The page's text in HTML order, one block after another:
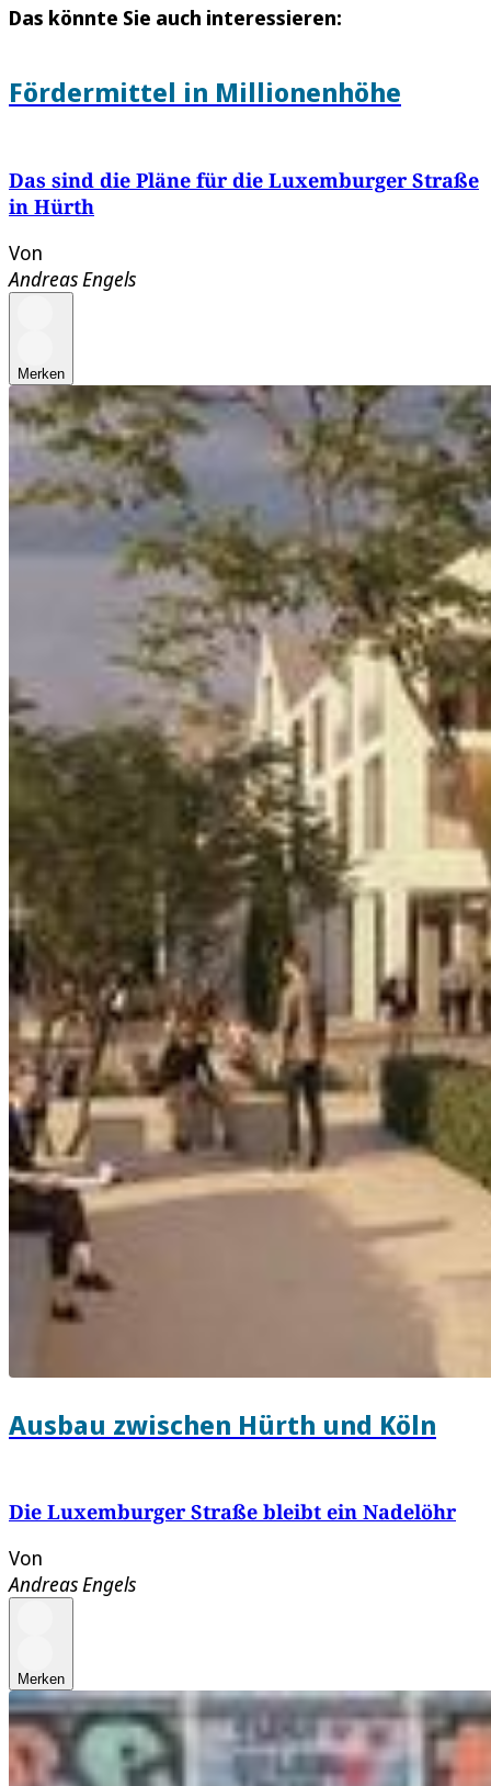
Das könnte Sie auch interessieren:
Fördermittel in Millionenhöhe
Das sind die Pläne für die Luxemburger Straße
in Hürth
Von
Andreas Engels
Merken
Ausbau zwischen Hürth und Köln
Die Luxemburger Straße bleibt ein Nadelöhr
Von
Andreas Engels
Merken